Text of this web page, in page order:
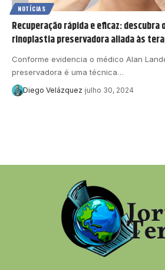
NOTÍCIAS
Recuperação rápida e eficaz: descubra
rinoplastia preservadora aliada às
Conforme evidencia o médico Alan
preservadora é uma técnica…
Diego Velázquez julho 30, 2024